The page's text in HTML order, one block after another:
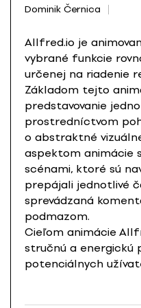
Dominik Černica
Allfred.io je
vybrané funkcie
určenej na riadenie
Základom tejto
predstavovanie
prostredníctvom
o abstraktné
aspektom animácie
scénami, ktoré sú
prepájali jednotlivé
sprevádzaná
podmazom.
Cieľom animácie
stručnú a energickú
potenciálnych